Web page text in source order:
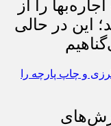
را از
این در حالی